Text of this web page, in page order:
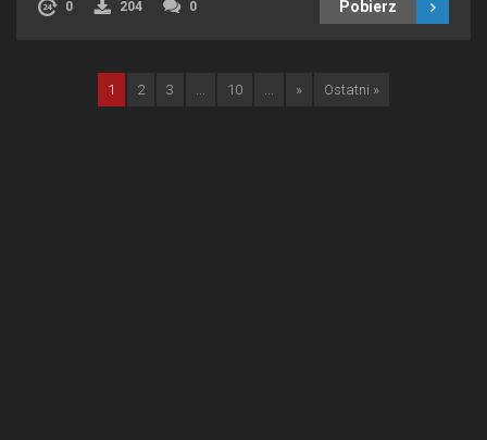
0 204 0 Pobierz
1 2 3 10 » Ostatni »